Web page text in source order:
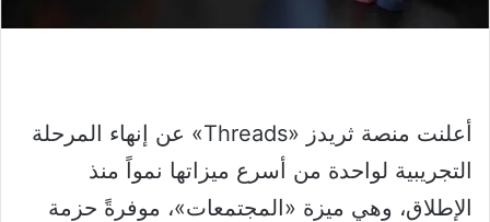
أعلنت منصة ثريدز «Threads» عن إنهاء المرحلة
التجريبية لواحدة من أسرع ميزاتها نمواً منذ
الإطلاق، وهي ميزة «المجتمعات»، موفرةً حزمة